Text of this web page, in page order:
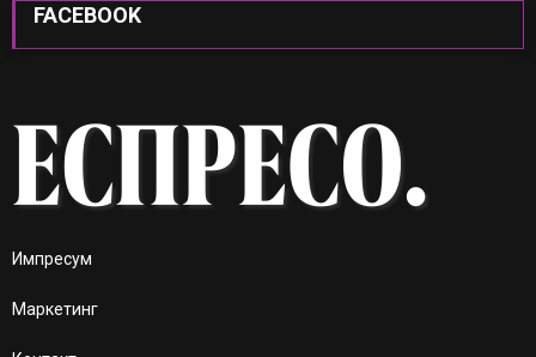
FACEBOOK
Импресум
Маркетинг